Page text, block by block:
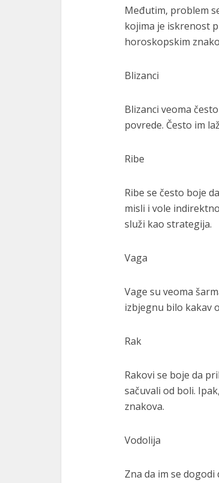
Međutim, problem
kojima je iskrenost
horoskopskim
Blizanci
Blizanci veoma
povrede. Često im
Ribe
Ribe se često boje
misli i vole
služi kao strategija.
Vaga
Vage su veoma
izbjegnu bilo kakav
Rak
Rakovi se boje da
sačuvali od boli.
znakova.
Vodolija
Zna da im se dogodi